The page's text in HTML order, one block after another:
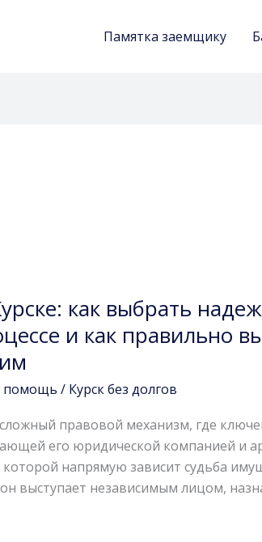
Памятка заемщику
как выбрать
и как правильно
помощь / Курск без долгов
правовой механизм, где
его юридической компанией и
напрямую зависит судьба
выступает независимым лицом,